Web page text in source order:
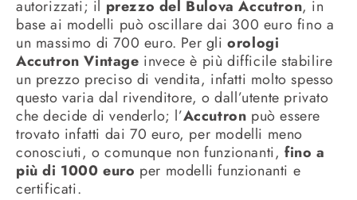
autorizzati; il prezzo del Bulova Accutron, in
base ai modelli può oscillare dai 300 euro fino a
un massimo di 700 euro. Per gliorologi
Accutron Vintage invece è più difficile stabilire
un prezzo preciso di vendita, infatti molto spesso
questo varia dal rivenditore, o dall’utente privato
che decide di venderlo; l’Accutron può essere
trovato infatti dai 70 euro, per modelli meno
conosciuti, o comunque non funzionanti,fino a
più di 1000 euro per modelli funzionanti e
certificati.